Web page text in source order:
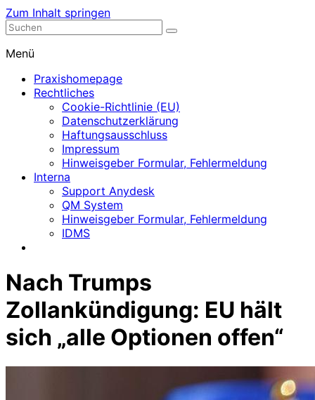
Zum Inhalt springen
Nephrologische Praxis mit Dialyse
Menü
Praxishomepage
Rechtliches
Cookie-Richtlinie (EU)
Datenschutzerklärung
Haftungsausschluss
Impressum
Hinweisgeber Formular, Fehlermeldung
Interna
Support Anydesk
QM System
Hinweisgeber Formular, Fehlermeldung
IDMS
Nach Trumps
Zollankündigung: EU hält
sich „alle Optionen offen“